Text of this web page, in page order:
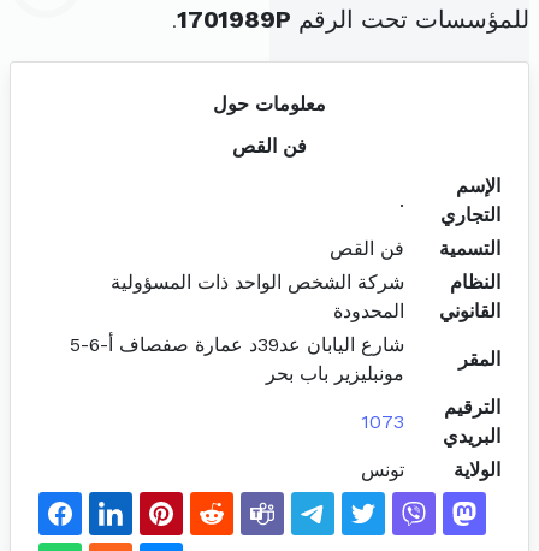
للمؤسسات تحت الرقم 1701989P
.
معلومات حول
فن القص
الإسم
التجاري
.
التسمية
فن القص
النظام
القانوني
شركة الشخص الواحد ذات المسؤولية
المحدودة
المقر
شارع اليابان عد39د عمارة صفصاف أ-6-5
مونبليزير باب بحر
الترقيم
البريدي
1073
الولاية تونس